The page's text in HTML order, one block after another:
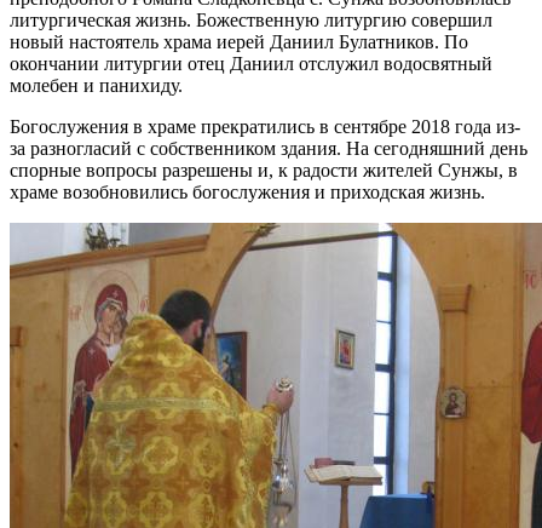
литургическая жизнь. Божественную литургию совершил
новый настоятель храма иерей Даниил Булатников. По
окончании литургии отец Даниил отслужил водосвятный
молебен и панихиду.
Богослужения в храме прекратились в сентябре 2018 года из-
за разногласий с собственником здания. На сегодняшний день
спорные вопросы разрешены и, к радости жителей Сунжы, в
храме возобновились богослужения и приходская жизнь.